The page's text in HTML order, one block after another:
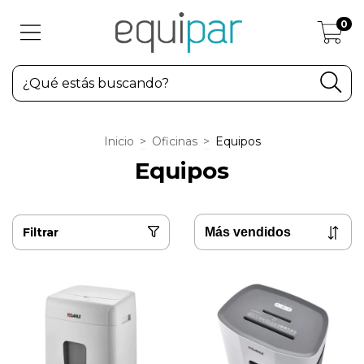
0
Inicio > Oficinas > Equipos
Equipos
Filtrar